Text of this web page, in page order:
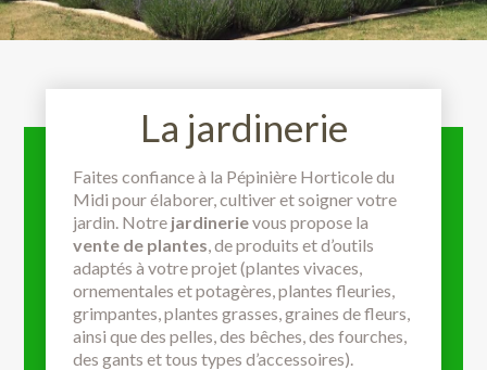
La jardinerie
Faites confiance à la Pépinière Horticole du
Midi pour élaborer, cultiver et soigner votre
jardin. Notre jardinerievous propose la
vente de plantes, de produits et d’outils
adaptés à votre projet (plantes vivaces,
ornementales et potagères, plantes fleuries,
grimpantes, plantes grasses, graines de fleurs,
ainsi que des pelles, des bêches, des fourches,
des gants et tous types d’accessoires).